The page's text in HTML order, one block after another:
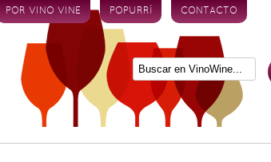
POR VINO VINE POPURRÍ CONTACTO